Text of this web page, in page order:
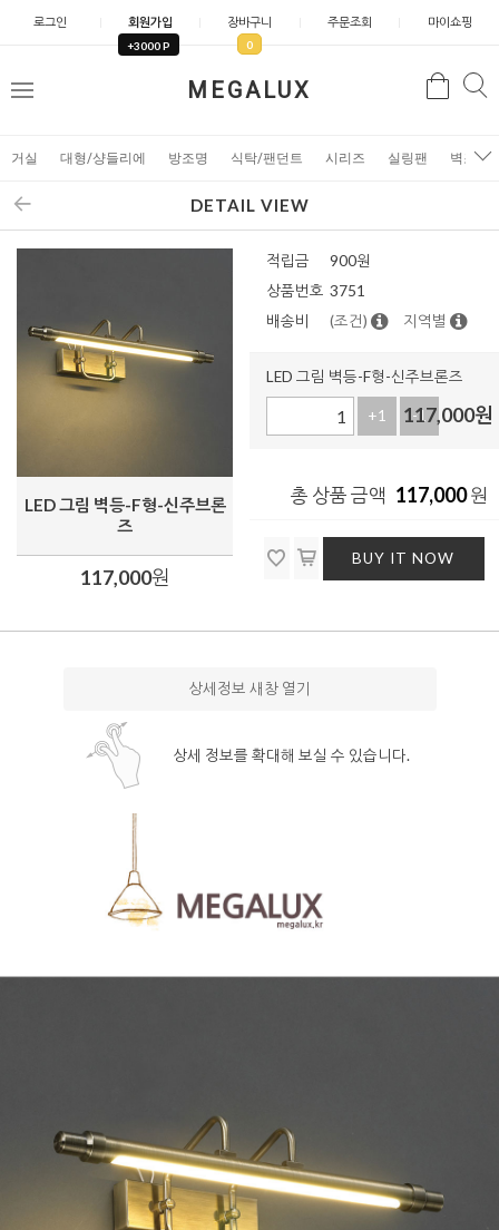
로그인 회원가입
+3000 P
장바구니
0
주문조회 마이쇼핑
MEGALUX
메
검
거실 대형/샹들리에 방조명 식탁/팬던트 시리즈 실링팬 벽조명
DETAIL VIEW
LED 그림 벽등-F형-신주브론
즈
117,000원
적립금
900원
상품번호 3751
배송비
(조건) 지역별
LED 그림 벽등-F형-신주브론즈
+1 -1
117,000원
총 상품 금액 117,000원
BUY IT NOW
상세정보 새창 열기
상세 정보를 확대해 보실 수 있습니다.